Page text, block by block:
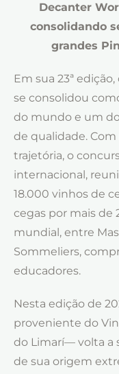
Decanter
consolidando
grandes
Em sua 23ª
se consolidou
do mundo e um
de qualidade.
trajetória, o
internacional,
18.000 vinhos de
cegas por mais de
mundial, entre
Sommeliers,
educadores.
Nesta edição de
proveniente do
do Limarí— volta a
de sua origem